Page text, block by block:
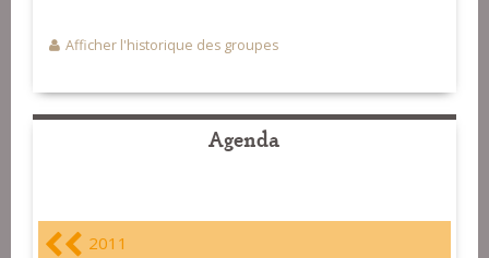
Afficher l'historique des groupes
Agenda
2011